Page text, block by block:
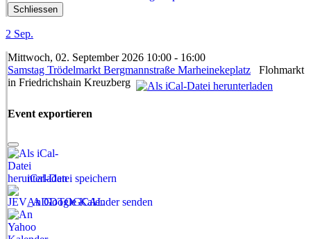
Schliessen
2 Sep.
Mittwoch, 02. September 2026 10:00 - 16:00
Samstag Trödelmarkt Bergmannstraße Marheinekeplatz Flohmarkt
in Friedrichshain Kreuzberg
Event exportieren
iCal-Datei speichern
An Google Kalender senden